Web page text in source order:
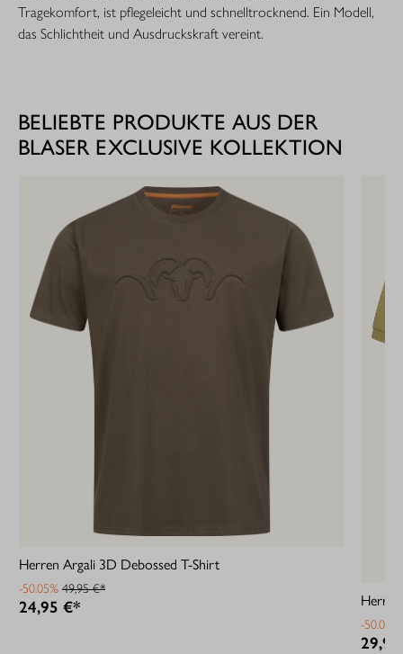
Tragekomfort, ist pflegeleicht und schnelltrocknend. Ein Modell,
das Schlichtheit und Ausdruckskraft vereint.
BELIEBTE PRODUKTE AUS DER
BLASER EXCLUSIVE KOLLEKTION
Herren Argali 3D Debossed T-Shirt
-50.05% 49,95 €*
24,95 €*
-50.04%